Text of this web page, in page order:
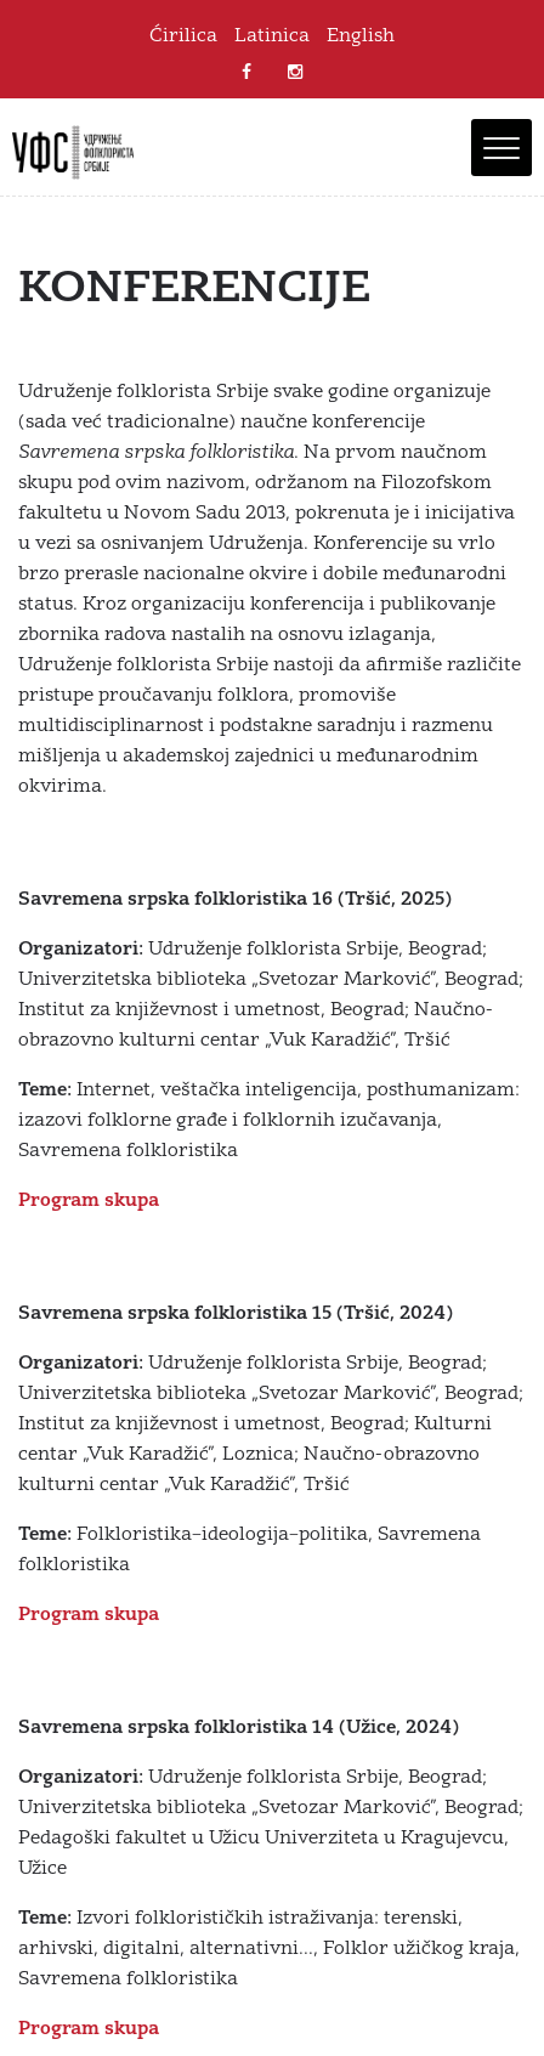
Ćirilica Latinica English
KONFERENCIJE
Udruženje folklorista Srbije svake godine organizuje
(sada već tradicionalne) naučne konferencije
Savremena srpska folkloristika. Na prvom naučnom
skupu pod ovim nazivom, održanom na Filozofskom
fakultetu u Novom Sadu 2013, pokrenuta je i inicijativa
u vezi sa osnivanjem Udruženja. Konferencije su vrlo
brzo prerasle nacionalne okvire i dobile međunarodni
status. Kroz organizaciju konferencija i publikovanje
zbornika radova nastalih na osnovu izlaganja,
Udruženje folklorista Srbije nastoji da afirmiše različite
pristupe proučavanju folklora, promoviše
multidisciplinarnost i podstakne saradnju i razmenu
mišljenja u akademskoj zajednici u međunarodnim
okvirima.
Savremena srpska folkloristika 16 (Tršić, 2025)
Organizatori: Udruženje folklorista Srbije, Beograd;
Univerzitetska biblioteka „Svetozar Marković”, Beograd;
Institut za književnost i umetnost, Beograd; Naučno-
obrazovno kulturni centar „Vuk Karadžić”, Tršić
Teme: Internet, veštačka inteligencija, posthumanizam:
izazovi folklorne građe i folklornih izučavanja,
Savremena folkloristika
Program skupa
Savremena srpska folkloristika 15 (Tršić, 2024)
Organizatori: Udruženje folklorista Srbije, Beograd;
Univerzitetska biblioteka „Svetozar Marković”, Beograd;
Institut za književnost i umetnost, Beograd; Kulturni
centar „Vuk Karadžić”, Loznica; Naučno-obrazovno
kulturni centar „Vuk Karadžić”, Tršić
Teme: Folkloristika–ideologija–politika, Savremena
folkloristika
Program skupa
Savremena srpska folkloristika 14 (Užice, 2024)
Organizatori: Udruženje folklorista Srbije, Beograd;
Univerzitetska biblioteka „Svetozar Marković”, Beograd;
Pedagoški fakultet u Užicu Univerziteta u Kragujevcu,
Užice
Teme: Izvori folklorističkih istraživanja: terenski,
arhivski, digitalni, alternativni..., Folklor užičkog kraja,
Savremena folkloristika
Program skupa